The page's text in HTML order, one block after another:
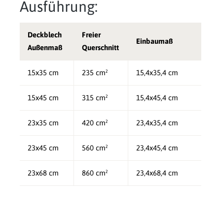
Ausführung:
Deckblech
Außenmaß
Freier
Querschnitt
Einbaumaß
15x35 cm 235 cm² 15,4x35,4 cm
15x45 cm 315 cm² 15,4x45,4 cm
23x35 cm 420 cm² 23,4x35,4 cm
23x45 cm 560 cm² 23,4x45,4 cm
23x68 cm 860 cm² 23,4x68,4 cm